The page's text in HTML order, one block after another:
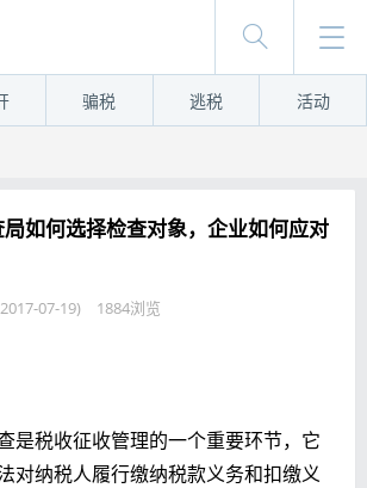
骗税 逃税 活动
如何选择检查对象，企业如何应对
07-19) 1884浏览
是税收征收管理的一个重要环节，它
对纳税人履行缴纳税款义务和扣缴义